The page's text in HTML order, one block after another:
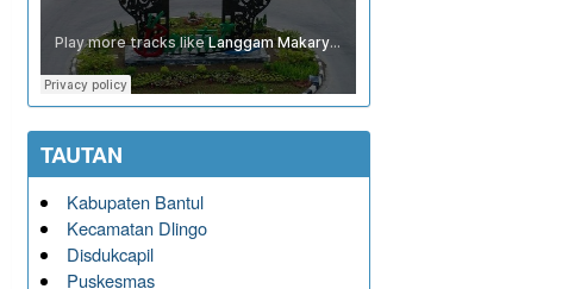
TAUTAN
Kabupaten Bantul
Kecamatan Dlingo
Disdukcapil
Puskesmas